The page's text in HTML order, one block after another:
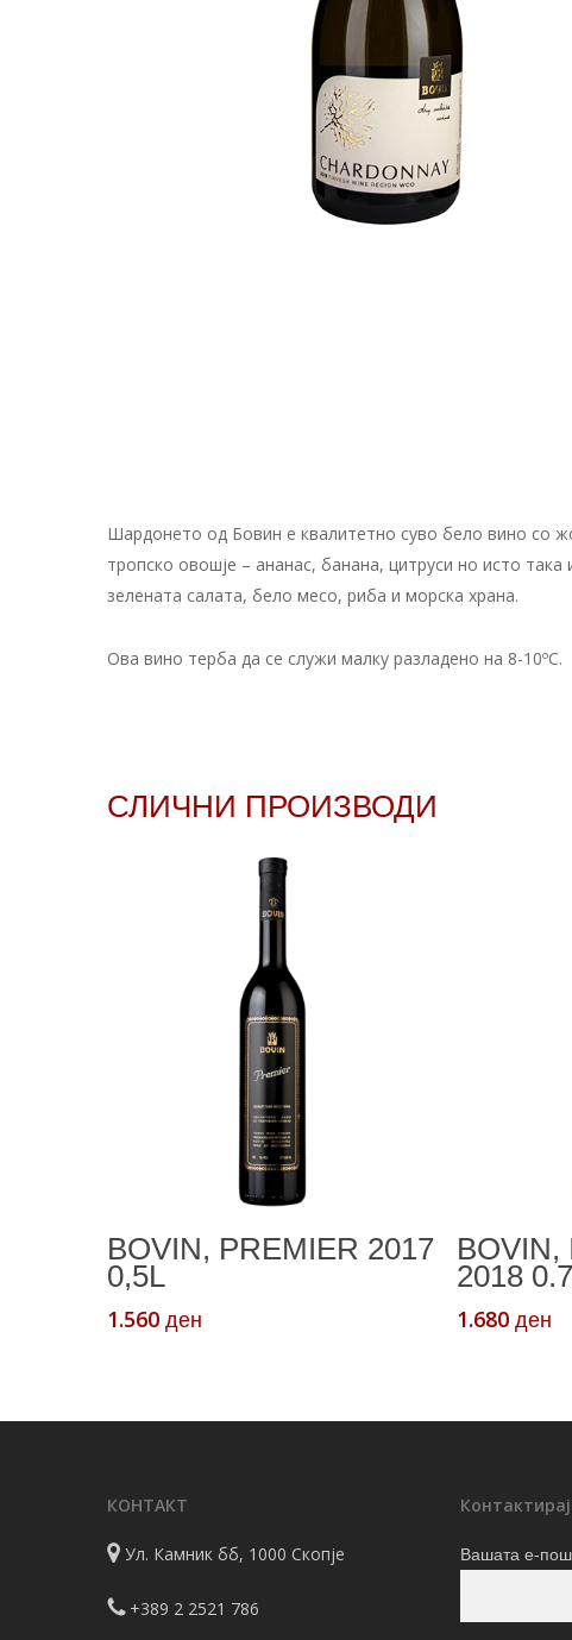
Шардонето од Бовин е квалитетно суво бело вино со
тропско овошје – ананас, банана, цитруси но исто
зелената салата, бело месо, риба и морска храна.
Ова вино терба да се служи малку разладено на 8-10ºC.
СЛИЧНИ ПРОИЗВОДИ
BOVIN, PREMIER 2017
0,5L
1.560 ден
BOVIN,
2018
1.680ден
КОНТАКТ
Ул. Камник бб, 1000 Скопје
+389 2 2521 786
Вашата е-